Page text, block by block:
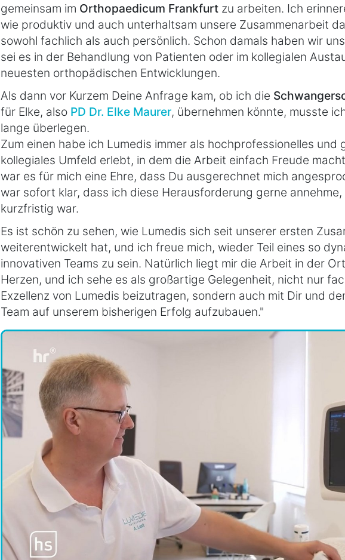
gemeinsam im Orthopaedicum Frankfurt zu arbeiten. Ich
wie produktiv und auch unterhaltsam unsere Zusammenarbeit
sowohl fachlich als auch persönlich. Schon damals haben wir
sei es in der Behandlung von Patienten oder im kollegialen
neuesten orthopädischen Entwicklungen.
Als dann vor Kurzem Deine Anfrage kam, ob ich die
für Elke, also PD Dr. Elke Maurer, übernehmen könnte, musste
lange überlegen.
Zum einen habe ich Lumedis immer als hochprofessionelles und
kollegiales Umfeld erlebt, in dem die Arbeit einfach Freude
war es für mich eine Ehre, dass Du ausgerechnet mich
war sofort klar, dass ich diese Herausforderung gerne
kurzfristig war.
Es ist schön zu sehen, wie Lumedis sich seit unserer ersten
weiterentwickelt hat, und ich freue mich, wieder Teil eines so
innovativen Teams zu sein. Natürlich liegt mir die Arbeit in der
Herzen, und ich sehe es als großartige Gelegenheit, nicht nur
Exzellenz von Lumedis beizutragen, sondern auch mit Dir und
Team auf unserem bisherigen Erfolg aufzubauen."